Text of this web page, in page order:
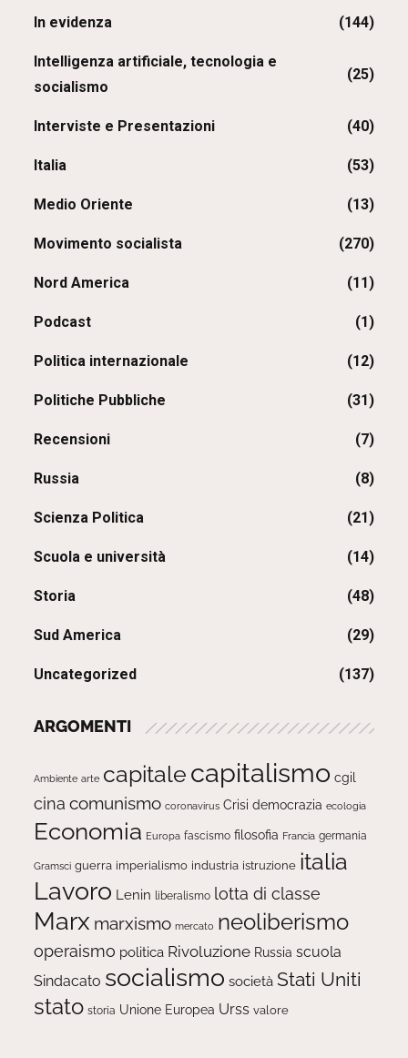
In evidenza (144)
Intelligenza artificiale, tecnologia e
socialismo
(25)
Interviste e Presentazioni (40)
Italia (53)
Medio Oriente (13)
Movimento socialista (270)
Nord America (11)
Podcast (1)
Politica internazionale (12)
Politiche Pubbliche (31)
Recensioni (7)
Russia (8)
Scienza Politica (21)
Scuola e università (14)
Storia (48)
Sud America (29)
Uncategorized (137)
ARGOMENTI
Ambiente arte capitale capitalismo cgil
cina comunismo coronavirus Crisi democrazia ecologia
Economia Europa fascismo filosofia Francia germania
Gramsci guerra imperialismo industria istruzione italia
Lavoro Lenin liberalismo lotta di classe
Marx marxismo mercato neoliberismo
operaismo politica Rivoluzione Russia scuola
Sindacato socialismo società Stati Uniti
stato storia Unione Europea Urss valore